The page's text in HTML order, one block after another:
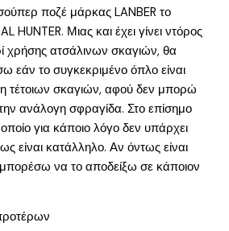
ποζέ μάρκας LANBER το
HUNTER. Μιας και έχει γίνει ντόρος
χρήσης ατσάλινων σκαγιών, θα
εάν το συγκεκριμένο όπλο είναι
τέτοιων σκαγιών, αφού δεν μπορώ
ανάλογη σφραγίδα. Στο επίσημο
για κάποιο λόγο δεν υπάρχει
είναι κατάλληλο. Αν όντως είναι
να το αποδείξω σε κάποιον